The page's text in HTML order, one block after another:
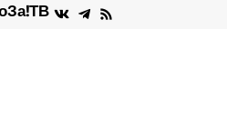
За!ТВ